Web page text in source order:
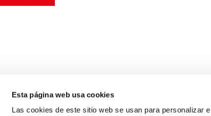
Esta página web usa cookies
Las cookies de este sitio web se usan para personalizar